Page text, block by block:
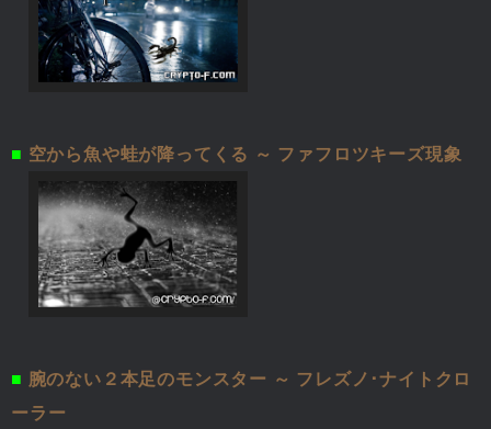
■ 空から魚や蛙が降ってくる ～ ファフロツキーズ現象
■ 腕のない２本足のモンスター ～ フレズノ･ナイトクロ
ーラー